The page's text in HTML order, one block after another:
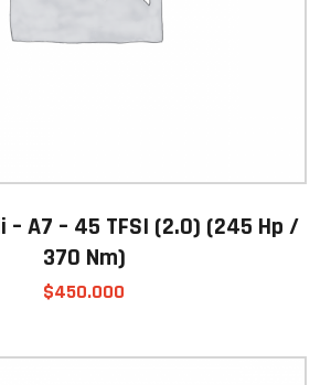
– A7 – 45 TFSI (2.0) (245 Hp /
370 Nm)
$450.000